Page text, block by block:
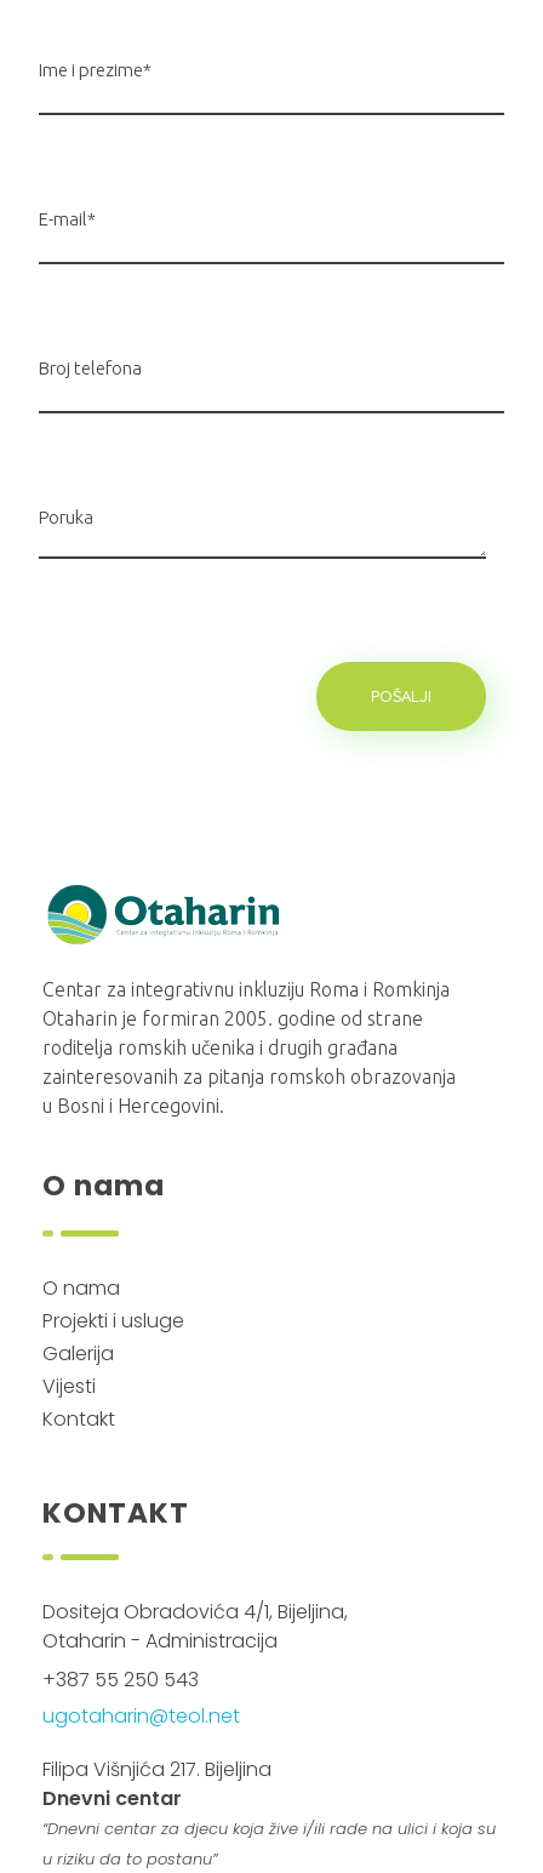
Ime i prezime*
E-mail*
Broj telefona
Poruka
Centar za integrativnu inkluziju Roma i Romkinja
Otaharin je formiran 2005. godine od strane
roditelja romskih učenika i drugih građana
zainteresovanih za pitanja romskoh obrazovanja
u Bosni i Hercegovini.
O nama
O nama
Projekti i usluge
Galerija
Vijesti
Kontakt
KONTAKT
Dositeja Obradovića 4/1, Bijeljina,
Otaharin - Administracija
+387 55 250 543
ugotaharin@teol.net
Filipa Višnjića 217. Bijeljina
Dnevni centar
“Dnevni centar za djecu koja žive i/ili rade na ulici i koja su
u riziku da to postanu”